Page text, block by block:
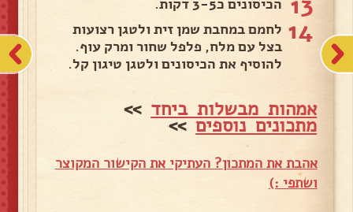
14 לחמם במחבת שמן זית ולטגן רצועות
בצל עם מלח, פלפל שחור ומרק עוף.
להוסיף את הכיסונים ולטגן טיגון קל.
אמהות מבשלות ביחד >>
מתכונים נוספים>>
אהבת את המתכון? העתיקי את הקישור המקוצר
ושתפי :)